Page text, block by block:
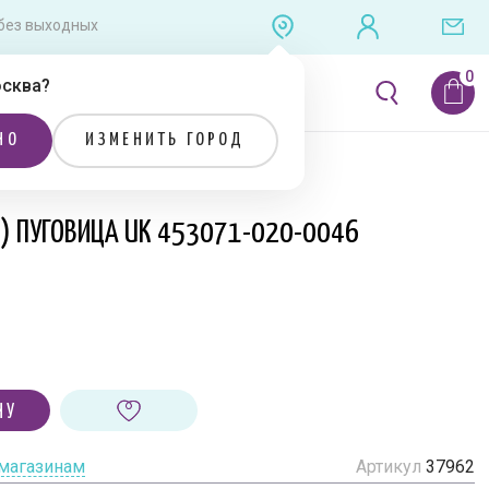
выходных
?
ИЗМЕНИТЬ ГОРОД
ЛИТЕРАТУРА
ПУГОВИЦА UK 453071-020-0046
Артикул 37962